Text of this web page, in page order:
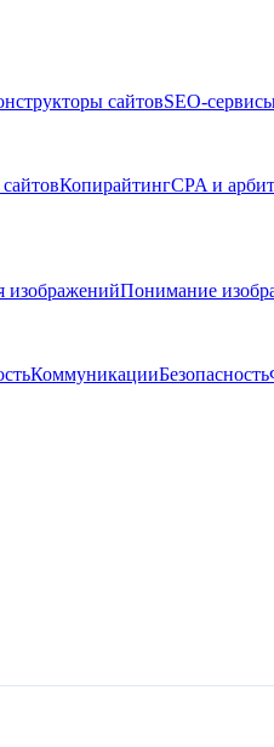
сайтовSEO-
КопирайтингCPA и
изображенийПонимание
КоммуникацииБезопасность